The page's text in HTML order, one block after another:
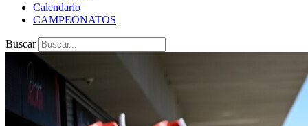
Calendario
CAMPEONATOS
Buscar